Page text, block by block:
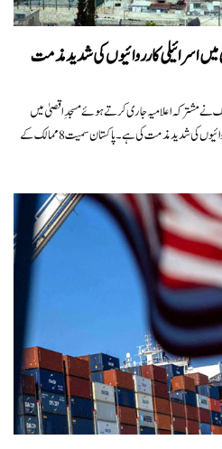
اور اسلامی ممالک نے مشترکہ اعلامیہ جاری کرتے ہوئے مسجدِ اقصیٰ میں
اسرائیلی وزرا اور آبادکاروں کی اشتعال انگیز کارروائیوں کی شدید مذمت کی ہے۔پاکستان سمیت 8 ممالک کے